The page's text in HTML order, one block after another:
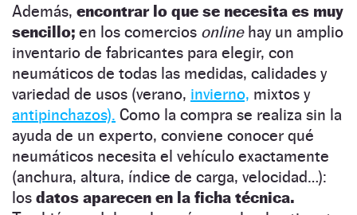
Además, encontrar lo que se necesita es muy
sencillo; en los comercios onlinehay un amplio
inventario de fabricantes para elegir, con
neumáticos de todas las medidas, calidades y
variedad de usos (verano, invierno, mixtos y
antipinchazos). Como la compra se realiza sin la
ayuda de un experto, conviene conocer qué
neumáticos necesita el vehículo exactamente
(anchura, altura, índice de carga, velocidad…):
los datos aparecen en la ficha técnica.